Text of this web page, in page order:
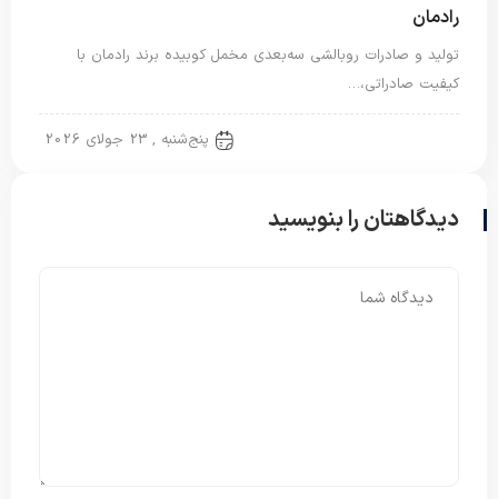
رادمان
تولید و صادرات روبالشی سه‌بعدی مخمل کوبیده برند رادمان با
کیفیت صادراتی،…
پنج‌شنبه , 23 جولای 2026
دیدگاهتان را بنویسید